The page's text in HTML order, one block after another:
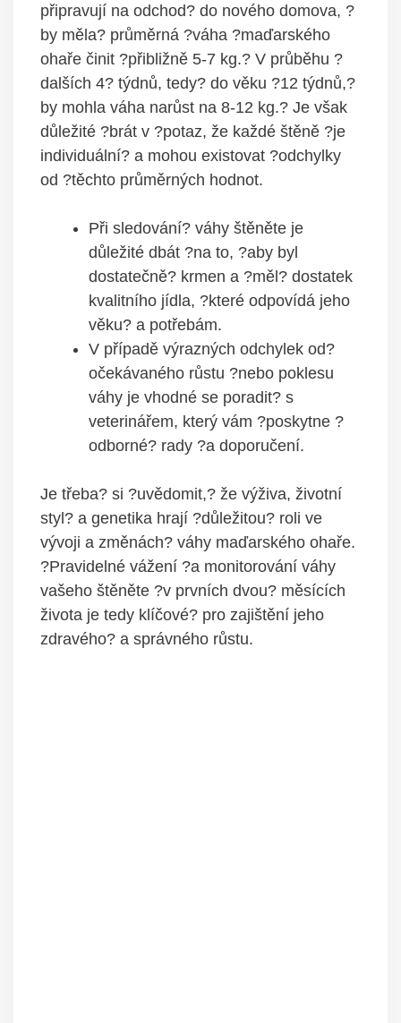
připravují na odchod? do nového domova, ?
by měla? průměrná ?váha ?maďarského
ohaře činit ?přibližně 5-7 kg.? V průběhu ?
dalších 4? týdnů, tedy? do věku ?12 týdnů,?
by mohla váha narůst na 8-12 kg.? Je však
důležité ?brát v ?potaz, že každé štěně ?je
individuální? a mohou existovat ?odchylky
od ?těchto průměrných hodnot.
Při sledování? váhy štěněte je
důležité dbát ?na to, ?aby byl
dostatečně? krmen a ?měl? dostatek
kvalitního jídla, ?které odpovídá jeho
věku? a potřebám.
V případě výrazných odchylek od?
očekávaného růstu ?nebo poklesu
váhy je vhodné se poradit? s
veterinářem, který vám ?poskytne ?
odborné? rady ?a doporučení.
Je třeba? si ?uvědomit,? že výživa, životní
styl? a genetika hrají ?důležitou? roli ve
vývoji a změnách? váhy maďarského ohaře.
?Pravidelné vážení ?a monitorování váhy
vašeho štěněte ?v prvních dvou? měsících
života je tedy klíčové? pro zajištění jeho
zdravého? a správného růstu.